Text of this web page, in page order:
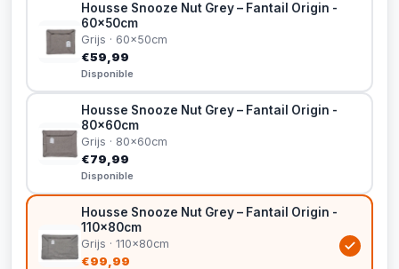
Housse Snooze Nut Grey – Fantail Origin -
60x50cm
Grijs · 60x50cm
€59,99
Disponible
Housse Snooze Nut Grey – Fantail Origin -
80x60cm
Grijs · 80x60cm
€79,99
Disponible
Housse Snooze Nut Grey – Fantail Origin -
110x80cm
Grijs · 110x80cm
€99,99